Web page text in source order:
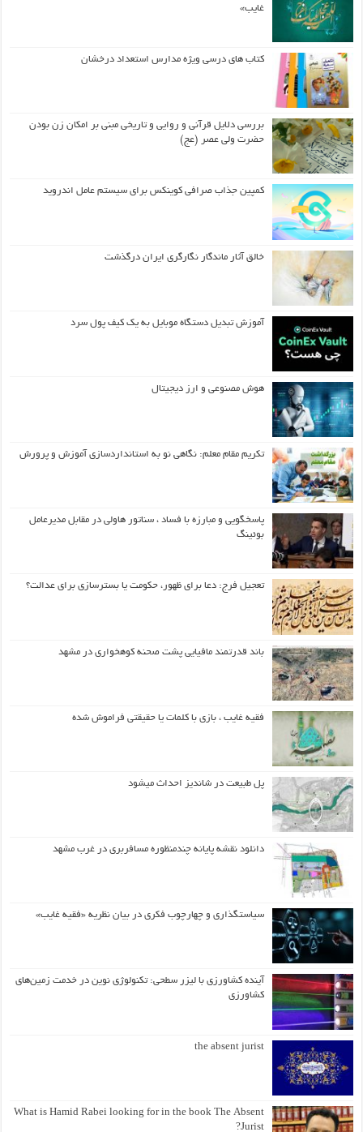
غایب»
کتاب های درسی ویژه مدارس استعداد درخشان
بررسی دلایل قرآنی و روایی و تاریخی مبنی بر امکان زن بودن
حضرت ولی عصر (عج)
کمپین جذاب صرافی کوینکس برای سیستم عامل اندروید
خالق آثار ماندگار نگارگری ایران درگذشت
آموزش تبدیل دستگاه موبایل به یک کیف‌ پول سرد
هوش مصنوعی و ارز دیجیتال
تکریم مقام معلم: نگاهی نو به استانداردسازی آموزش و پرورش
پاسخگویی و مبارزه با فساد ، سناتور هاولی در مقابل مدیرعامل
بوئینگ
تعجیل فرج: دعا برای ظهور، حکومت یا بسترسازی برای عدالت؟
باند قدرتمند مافیایی پشت صحنه کوهخواری در مشهد
فقیه غایب ، بازی با کلمات یا حقیقتی فراموش شده
پل طبیعت در شاندیز احداث میشود
دانلود نقشه پایانه چندمنظوره مسافربری در غرب مشهد
سیاستگذاری و چهارچوب فکری در بیان نظریه «فقیه غایب»
آینده کشاورزی با لیزر سطحی: تکنولوژی نوین در خدمت زمین‌های
کشاورزی
the absent jurist
What is Hamid Rabei looking for in the book The Absent
Jurist?